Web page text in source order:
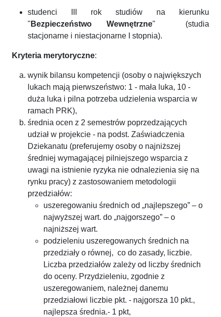
studenci III rok studiów na kierunku
" Bezpieczeństwo Wewnętrzne" (studia
stacjonarne i niestacjonarne I stopnia).
Kryteria merytoryczne:
wynik bilansu kompetencji (osoby o największych
lukach mają pierwszeństwo: 1 - mała luka, 10 -
duża luka i pilna potrzeba udzielenia wsparcia w
ramach PRK),
średnia ocen z 2 semestrów poprzedzających
udział w projekcie - na podst. Zaświadczenia
Dziekanatu (preferujemy osoby o najniższej
średniej wymagającej pilniejszego wsparcia z
uwagi na istnienie ryzyka nie odnalezienia się na
rynku pracy) z zastosowaniem metodologii
przedziałów:
uszeregowaniu średnich od „najlepszego” – o
najwyższej wart. do „najgorszego” – o
najniższej wart.
podzieleniu uszeregowanych średnich na
przedziały o równej, co do zasady, liczbie.
Liczba przedziałów zależy od liczby średnich
do oceny. Przydzieleniu, zgodnie z
uszeregowaniem, należnej danemu
przedziałowi liczbie pkt. - najgorsza 10 pkt.,
najlepsza średnia.- 1 pkt,